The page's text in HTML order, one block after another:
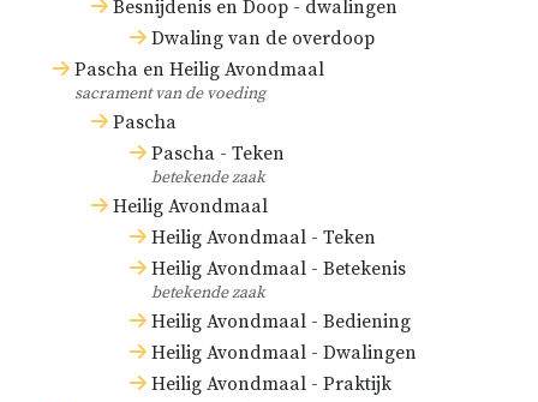
Besnijdenis en Doop - dwalingen
Dwaling van de overdoop
Pascha en Heilig Avondmaal
sacrament van de voeding
Pascha
Pascha - Teken
betekende zaak
Heilig Avondmaal
Heilig Avondmaal - Teken
Heilig Avondmaal - Betekenis
betekende zaak
Heilig Avondmaal - Bediening
Heilig Avondmaal - Dwalingen
Heilig Avondmaal - Praktijk